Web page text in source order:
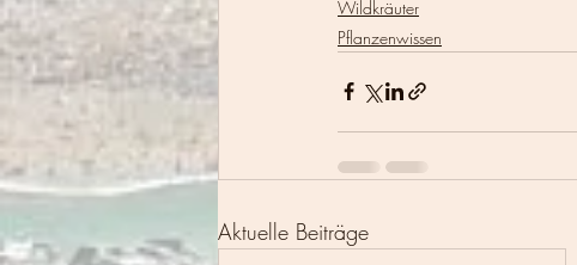
Wildkräuter
Pflanzenwissen
Aktuelle Beiträge